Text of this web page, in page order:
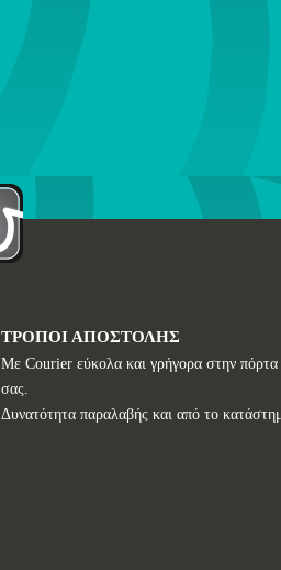
ΤΡΟΠΟΙ ΑΠΟΣΤΟΛΗΣ
Με Courier εύκολα και γρήγορα στην πόρτα
σας.
Δυνατότητα παραλαβής και από το